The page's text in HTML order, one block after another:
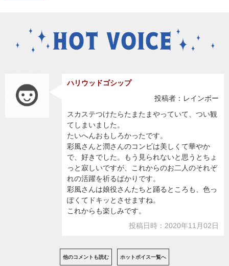
ハリウッドゴシップ
投稿者：レインボー
スカステつけたらたまたまやっていて、つい観
てしまいました。
たいへんおもしろかったです。
彩風さんと潤さんのコンビは美しくて華やか
で、好きでした。もう見られないと思うとちょ
っと寂しいですが、これからのお二人のそれぞ
れの活躍を祈るばかりです。
彩風さんは娘役さんたちと踊るところも、色っ
ぽくてドキッとさせますね。
これからも楽しみです。
投稿日時：2020年11月02日
他のコメントも読む ホットボイス一覧へ